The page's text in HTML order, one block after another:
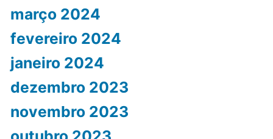
março 2024
fevereiro 2024
janeiro 2024
dezembro 2023
novembro 2023